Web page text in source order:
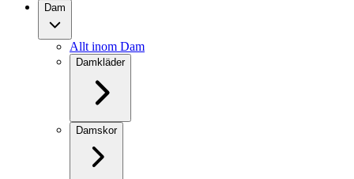
Dam
Allt inom Dam
Damkläder
Damskor